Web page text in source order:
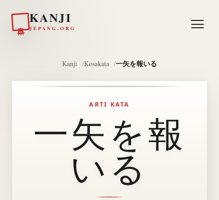
KANJI
JEPANG.ORG
Kanji Kosakata 一矢を報いる
ARTI KATA
一矢を報
いる